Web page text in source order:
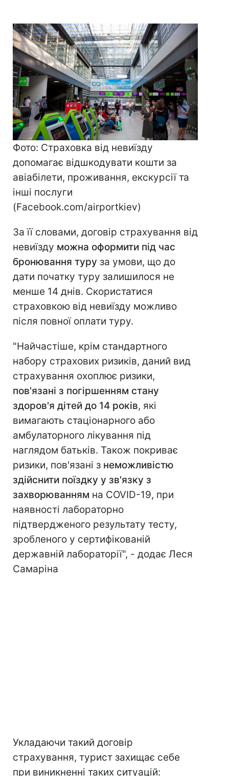
Фото: Страховка від невиїзду
допомагає відшкодувати кошти за
авіабілети, проживання, екскурсії та
інші послуги
(Facebook.com/airportkiev)
За її словами, договір страхування від
невиїзду можна оформити під час
бронювання туру за умови, що до
дати початку туру залишилося не
менше 14 днів. Скористатися
страховкою від невиїзду можливо
після повної оплати туру.
"Найчастіше, крім стандартного
набору страхових ризиків, даний вид
страхування охоплює ризики,
пов'язані з погіршенням стану
здоров'я дітей до 14 років, які
вимагають стаціонарного або
амбулаторного лікування під
наглядом батьків. Також покриває
ризики, пов'язані з неможливістю
здійснити поїздку у зв'язку з
захворюванням на COVID-19, при
наявності лабораторно
підтвердженого результату тесту,
зробленого у сертифікованій
державній лабораторії", - додає Леся
Самаріна
Укладаючи такий договір
страхування, турист захищає себе
при виникненні таких ситуацій: